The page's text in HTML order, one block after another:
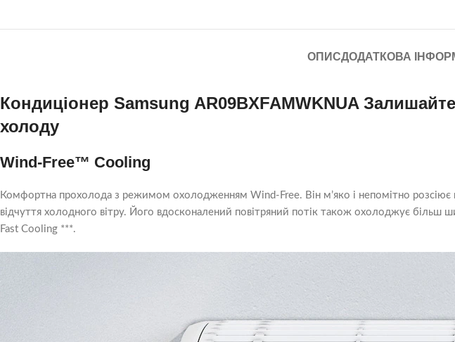
ОПИСДОДАТКОВА
Кондиціонер Samsung AR09BXFAMWKNUA
холоду
Wind-Free™ Cooling
Комфортна прохолода з режимом охолодженням Wind-Free. Він м’яко і непомітно розсіює
відчуття холодного вітру. Його вдосконалений повітряний потік також охолоджує
Fast Cooling ***.